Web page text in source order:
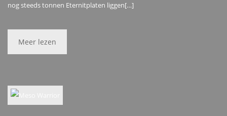
nog steeds tonnen Eternitplaten liggen[…]
Meer lezen